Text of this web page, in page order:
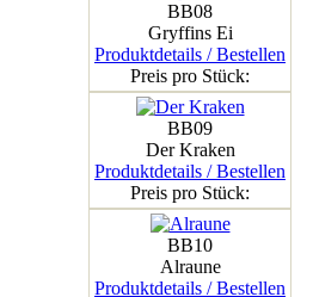
BB08
Gryffins Ei
Produktdetails / Bestellen
Preis pro Stück:
BB09
Der Kraken
Produktdetails / Bestellen
Preis pro Stück:
BB10
Alraune
Produktdetails / Bestellen